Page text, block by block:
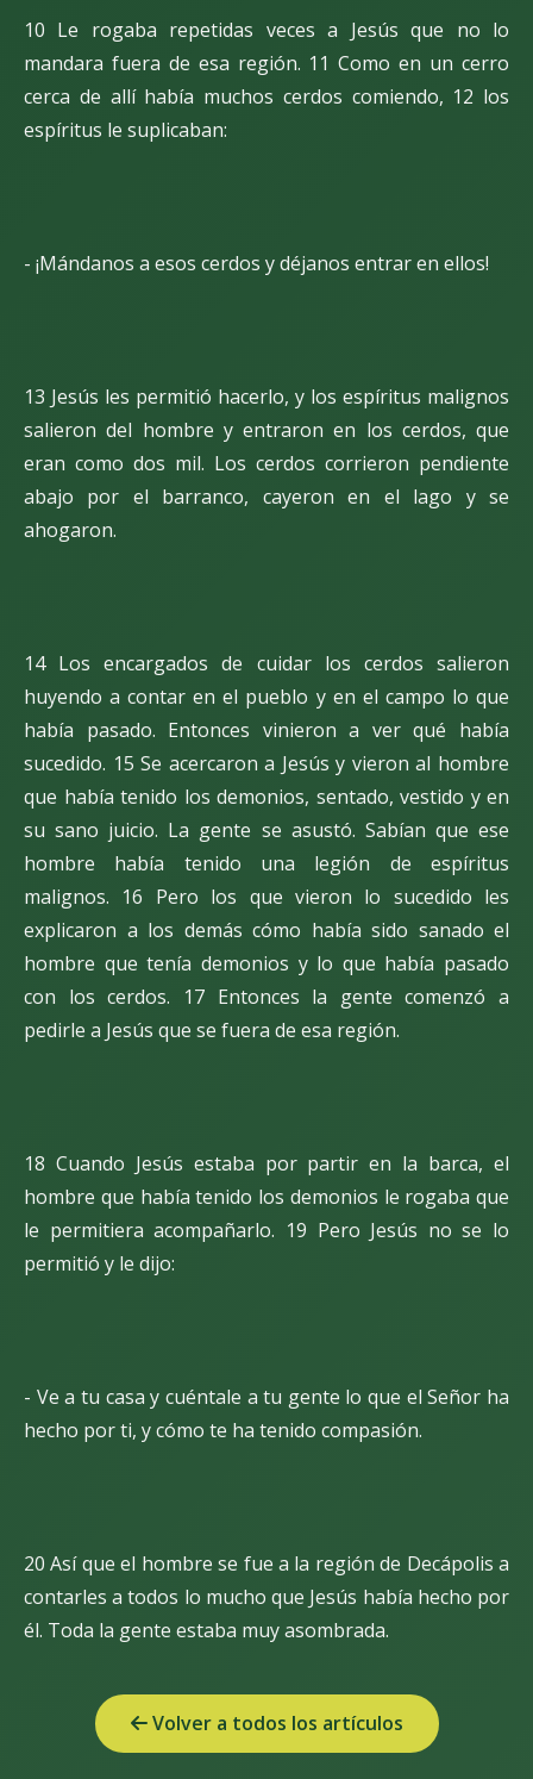
10 Le rogaba repetidas veces a Jesús que no lo
mandara fuera de esa región. 11 Como en un cerro
cerca de allí había muchos cerdos comiendo, 12 los
espíritus le suplicaban:
- ¡Mándanos a esos cerdos y déjanos entrar en ellos!
13 Jesús les permitió hacerlo, y los espíritus malignos
salieron del hombre y entraron en los cerdos, que
eran como dos mil. Los cerdos corrieron pendiente
abajo por el barranco, cayeron en el lago y se
ahogaron.
14 Los encargados de cuidar los cerdos salieron
huyendo a contar en el pueblo y en el campo lo que
había pasado. Entonces vinieron a ver qué había
sucedido. 15 Se acercaron a Jesús y vieron al hombre
que había tenido los demonios, sentado, vestido y en
su sano juicio. La gente se asustó. Sabían que ese
hombre había tenido una legión de espíritus
malignos. 16 Pero los que vieron lo sucedido les
explicaron a los demás cómo había sido sanado el
hombre que tenía demonios y lo que había pasado
con los cerdos. 17 Entonces la gente comenzó a
pedirle a Jesús que se fuera de esa región.
18 Cuando Jesús estaba por partir en la barca, el
hombre que había tenido los demonios le rogaba que
le permitiera acompañarlo. 19 Pero Jesús no se lo
permitió y le dijo:
- Ve a tu casa y cuéntale a tu gente lo que el Señor ha
hecho por ti, y cómo te ha tenido compasión.
20 Así que el hombre se fue a la región de Decápolis a
contarles a todos lo mucho que Jesús había hecho por
él. Toda la gente estaba muy asombrada.
Volver a todos los artículos